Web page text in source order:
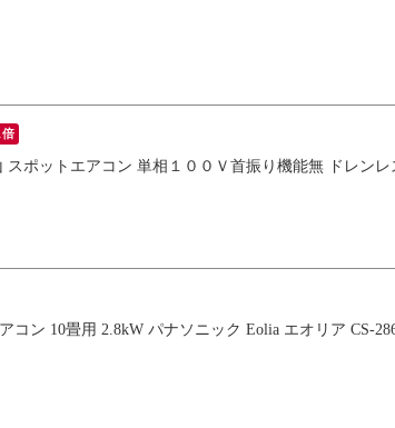
倍
スポットエアコン 単相１００Ｖ首振り機能無 ドレンレ
コン 10畳用 2.8kW パナソニック Eolia エオリア CS-